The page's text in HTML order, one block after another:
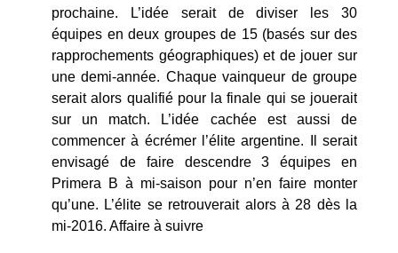
prochaine. L’idée serait de diviser les 30
équipes en deux groupes de 15 (basés sur des
rapprochements géographiques) et de jouer sur
une demi-année. Chaque vainqueur de groupe
serait alors qualifié pour la finale qui se jouerait
sur un match. L’idée cachée est aussi de
commencer à écrémer l’élite argentine. Il serait
envisagé de faire descendre 3 équipes en
Primera B à mi-saison pour n’en faire monter
qu’une. L’élite se retrouverait alors à 28 dès la
mi-2016. Affaire à suivre